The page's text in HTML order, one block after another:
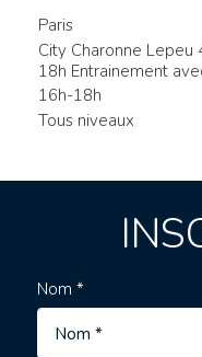
Paris
City Charonne Lepeu
18h Entrainement
16h-18h
Tous niveaux
Nom *